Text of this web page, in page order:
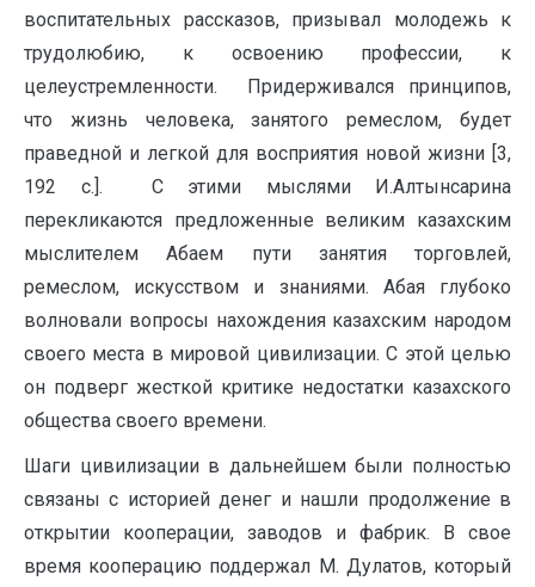
воспитательных рассказов, призывал молодежь к
трудолюбию, к освоению профессии, к
целеустремленности. Придерживался принципов,
что жизнь человека, занятого ремеслом, будет
праведной и легкой для восприятия новой жизни [3,
192 с.]. С этими мыслями И.Алтынсарина
перекликаются предложенные великим казахским
мыслителем Абаем пути занятия торговлей,
ремеслом, искусством и знаниями. Абая глубоко
волновали вопросы нахождения казахским народом
своего места в мировой цивилизации. С этой целью
он подверг жесткой критике недостатки казахского
общества своего времени.
Шаги цивилизации в дальнейшем были полностью
связаны с историей денег и нашли продолжение в
открытии кооперации, заводов и фабрик. В свое
время кооперацию поддержал М. Дулатов, который